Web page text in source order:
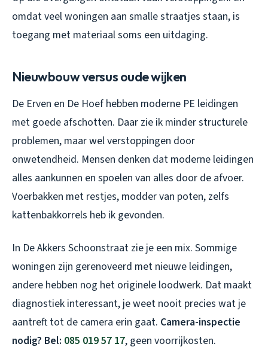
omdat veel woningen aan smalle straatjes staan, is
toegang met materiaal soms een uitdaging.
Nieuwbouw versus oude wijken
De Erven en De Hoef hebben moderne PE leidingen
met goede afschotten. Daar zie ik minder structurele
problemen, maar wel verstoppingen door
onwetendheid. Mensen denken dat moderne leidingen
alles aankunnen en spoelen van alles door de afvoer.
Voerbakken met restjes, modder van poten, zelfs
kattenbakkorrels heb ik gevonden.
In De Akkers Schoonstraat zie je een mix. Sommige
woningen zijn gerenoveerd met nieuwe leidingen,
andere hebben nog het originele loodwerk. Dat maakt
diagnostiek interessant, je weet nooit precies wat je
aantreft tot de camera erin gaat. Camera-inspectie
nodig? Bel: 085 019 57 17, geen voorrijkosten.